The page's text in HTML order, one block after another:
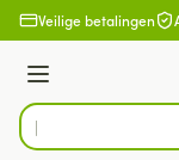
Ga naar de inhoud
Veilige betalingen
Menu
Product, merk,